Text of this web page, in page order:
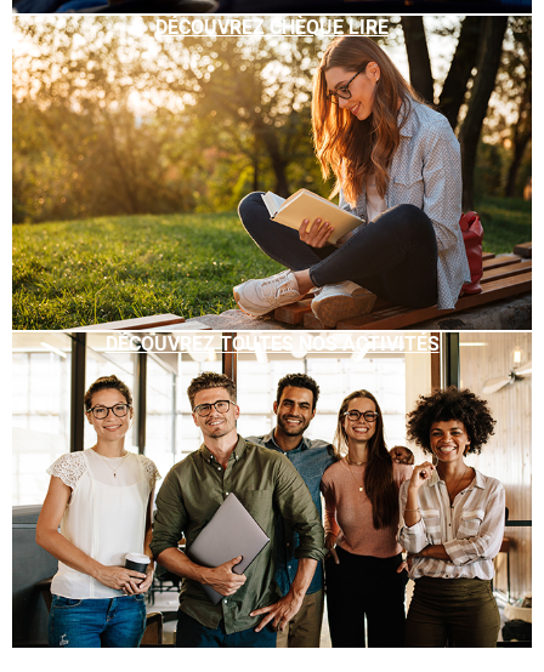
DÉCOUVREZ CHÈQUE LIRE
DÉCOUVREZ TOUTES NOS ACTIVITÉS